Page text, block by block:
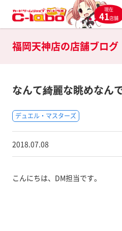
現在
41店舗
福岡天神店の店舗ブログ
なんて綺麗な眺めなん
デュエル・マスターズ
2018.07.08
こんにちは、DM担当です。